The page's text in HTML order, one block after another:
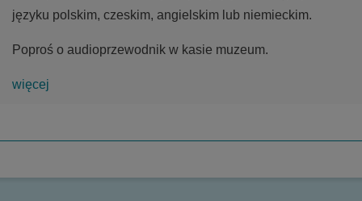
języku polskim, czeskim, angielskim lub niemieckim.
Poproś o audioprzewodnik w kasie muzeum.
więcej